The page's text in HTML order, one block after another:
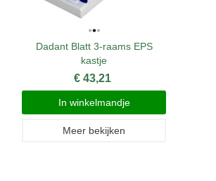
Dadant Blatt 3-raams EPS
kastje
€ 43,21
In winkelmandje
Meer bekijken